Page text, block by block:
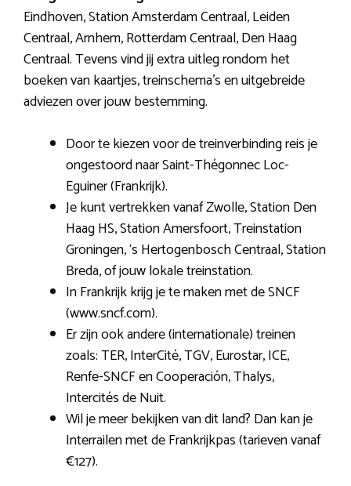
Eindhoven, Station Amsterdam Centraal, Leiden
Centraal, Arnhem, Rotterdam Centraal, Den Haag
Centraal. Tevens vind jij extra uitleg rondom het
boeken van kaartjes, treinschema’s en uitgebreide
adviezen over jouw bestemming.
Door te kiezen voor de treinverbinding reis je
ongestoord naar Saint-Thégonnec Loc-
Eguiner (Frankrijk).
Je kunt vertrekken vanaf Zwolle, Station Den
Haag HS, Station Amersfoort, Treinstation
Groningen, ‘s Hertogenbosch Centraal, Station
Breda, of jouw lokale treinstation.
In Frankrijk krijg je te maken met de SNCF
(www.sncf.com).
Er zijn ook andere (internationale) treinen
zoals: TER, InterCité, TGV, Eurostar, ICE,
Renfe-SNCF en Cooperación, Thalys,
Intercités de Nuit.
Wil je meer bekijken van dit land? Dan kan je
Interrailen met de Frankrijkpas (tarieven vanaf
€127).